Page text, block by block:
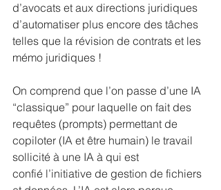
d’avocats et aux directions juridiques
d’automatiser plus encore des tâches
telles que la révision de contrats et les
mémo juridiques !
On comprend que l’on passe d’une IA
“classique” pour laquelle on fait des
requêtes (prompts) permettant de
copiloter (IA et être humain) le travail
sollicité à une IA à qui est
confié l’initiative de gestion de fichiers